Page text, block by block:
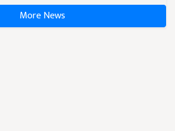
More News